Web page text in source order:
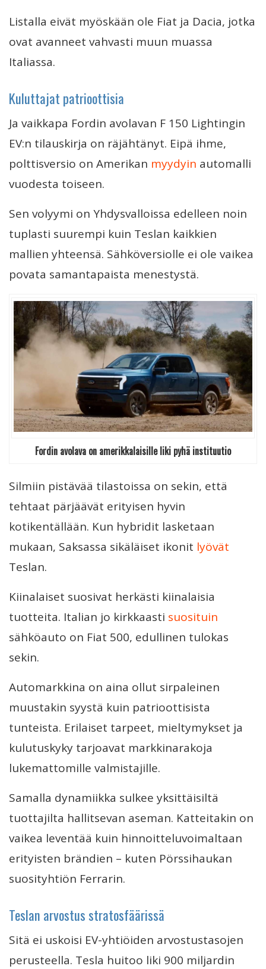
Listalla eivät myöskään ole Fiat ja Dacia, jotka
ovat avanneet vahvasti muun muassa
Italiassa.
Kuluttajat patrioottisia
Ja vaikkapa Fordin avolavan F 150 Lightingin
EV:n tilauskirja on räjähtänyt. Eipä ihme,
polttisversio on Amerikan myydyin automalli
vuodesta toiseen.
Sen volyymi on Yhdysvalloissa edelleen noin
tuplasti suurempi kuin Teslan kaikkien
mallien yhteensä. Sähköversiolle ei ole vaikea
povata samantapaista menestystä.
Fordin avolava on amerikkalaisille liki pyhä instituutio
Silmiin pistävää tilastoissa on sekin, että
tehtaat pärjäävät erityisen hyvin
kotikentällään. Kun hybridit lasketaan
mukaan, Saksassa sikäläiset ikonit lyövät
Teslan.
Kiinalaiset suosivat herkästi kiinalaisia
tuotteita. Italian jo kirkkaasti suosituin
sähköauto on Fiat 500, edullinen tulokas
sekin.
Automarkkina on aina ollut sirpaleinen
muustakin syystä kuin patrioottisista
tunteista. Erilaiset tarpeet, mieltymykset ja
kulutuskyky tarjoavat markkinarakoja
lukemattomille valmistajille.
Samalla dynamiikka sulkee yksittäisiltä
tuottajilta hallitsevan aseman. Katteitakin on
vaikea leventää kuin hinnoitteluvoimaltaan
erityisten brändien – kuten Pörssihaukan
suosityhtiön Ferrarin.
Teslan arvostus stratosfäärissä
Sitä ei uskoisi EV-yhtiöiden arvostustasojen
perusteella. Tesla huitoo liki 900 miljardin